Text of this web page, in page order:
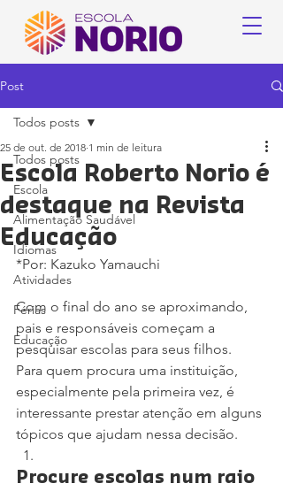
Post
Todos posts
Escola
Alimentação Saudável
Idiomas
Atividades
Férias
Educação
Todos posts
Escola Roberto Norio é
destaque na Revista
Educação
25 de out. de 2018 1 min de leitura
*Por: Kazuko Yamauchi
Com o final do ano se aproximando,
pais e responsáveis começam a
pesquisar escolas para seus filhos.
Para quem procura uma instituição,
especialmente pela primeira vez, é
interessante prestar atenção em alguns
tópicos que ajudam nessa decisão.
Procure escolas num raio